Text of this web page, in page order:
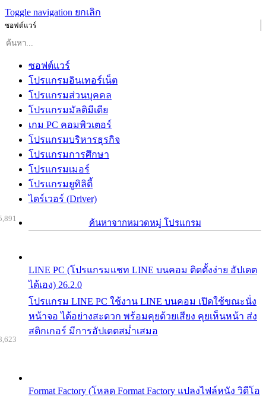
Toggle navigation ยกเลิก
ซอฟต์แวร์
ซอฟต์แวร์
โปรแกรมอินเทอร์เน็ต
โปรแกรมส่วนบุคคล
โปรแกรมมัลติมีเดีย
เกม PC คอมพิวเตอร์
โปรแกรมบริหารธุรกิจ
โปรแกรมการศึกษา
โปรแกรมเมอร์
โปรแกรมยูทิลิตี้
ไดร์เวอร์ (Driver)
ค้นหาจากหมวดหมู่ โปรแกรม
LINE PC (โปรแกรมแชท LINE บนคอม ติดตั้งง่าย อัปเดต
ได้เอง) 26.2.0
โปรแกรม LINE PC ใช้งาน LINE บนคอม เปิดใช้ขณะนั่ง
หน้าจอ ได้อย่างสะดวก พร้อมคุยด้วยเสียง คุยเห็นหน้า ส่ง
สติกเกอร์ มีการอัปเดตสม่ำเสมอ
Format Factory (โหลด Format Factory แปลงไฟล์หนัง วิดีโอ